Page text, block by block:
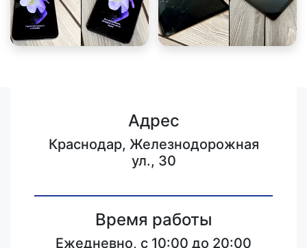
Адрес
Краснодар, Железнодорожная
ул., 30
Время работы
Ежедневно, с 10:00 до 20:00